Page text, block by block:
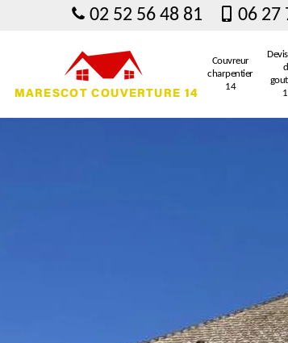
02 52 56 48 81 06 27
Couvreur
charpentier
14